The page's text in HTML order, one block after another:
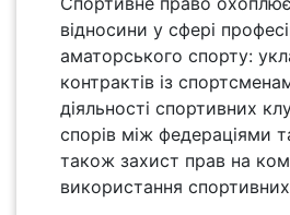
відносини у сфері
аматорського спорту:
контрактів із
діяльності спортивних
спорів між федераціями
також захист прав на
використання